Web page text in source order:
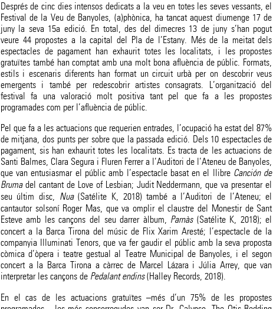
Després de cinc dies intensos dedicats a la veu en totes les seves vessants, el
Festival de la Veu de Banyoles, (a)phònica, ha tancat aquest diumenge 17 de
juny la seva 15a edició. En total, des del dimecres 13 de juny s’han pogut
veure 44 propostes a la capital del Pla de l’Estany. Més de la meitat dels
espectacles de pagament han exhaurit totes les localitats, i les propostes
gratuïtes també han comptat amb una molt bona afluència de públic. Formats,
estils i escenaris diferents han format un circuit urbà per on descobrir veus
emergents i també per redescobrir artistes consagrats. L’organització del
festival fa una valoració molt positiva tant pel que fa a les propostes
programades com per l’afluència de públic.
Pel que fa a les actuacions que requerien entrades, l’ocupació ha estat del 87%
de mitjana, dos punts per sobre que la passada edició. Dels 10 espectacles de
pagament, sis han exhaurit totes les localitats. Es tracta de les actuacions de
Santi Balmes, Clara Segura i Fluren Ferrer a l’Auditori de l’Ateneu de Banyoles,
que van entusiasmar el públic amb l’espectacle basat en el llibre Canción de
Brumadel cantant de Love of Lesbian; Judit Neddermann, que va presentar el
seu últim disc, Nua(Satélite K, 2018) també a l’Auditori de l’Ateneu; el
cantautor solsoní Roger Mas, que va omplir el claustre del Monestir de Sant
Esteve amb les cançons del seu darrer àlbum, Parnàs(Satélite K, 2018); el
concert a la Barca Tirona del músic de Flix Xarim Aresté; l’espectacle de la
companyia Illuminati Tenors, que va fer gaudir el públic amb la seva proposta
còmica d’òpera i teatre gestual al Teatre Municipal de Banyoles, i el segon
concert a la Barca Tirona a càrrec de Marcel Lázara i Júlia Arrey, que van
interpretar les cançons de Pedalant endins(Halley Records, 2018).
En el cas de les actuacions gratuïtes –més d’un 75% de les propostes